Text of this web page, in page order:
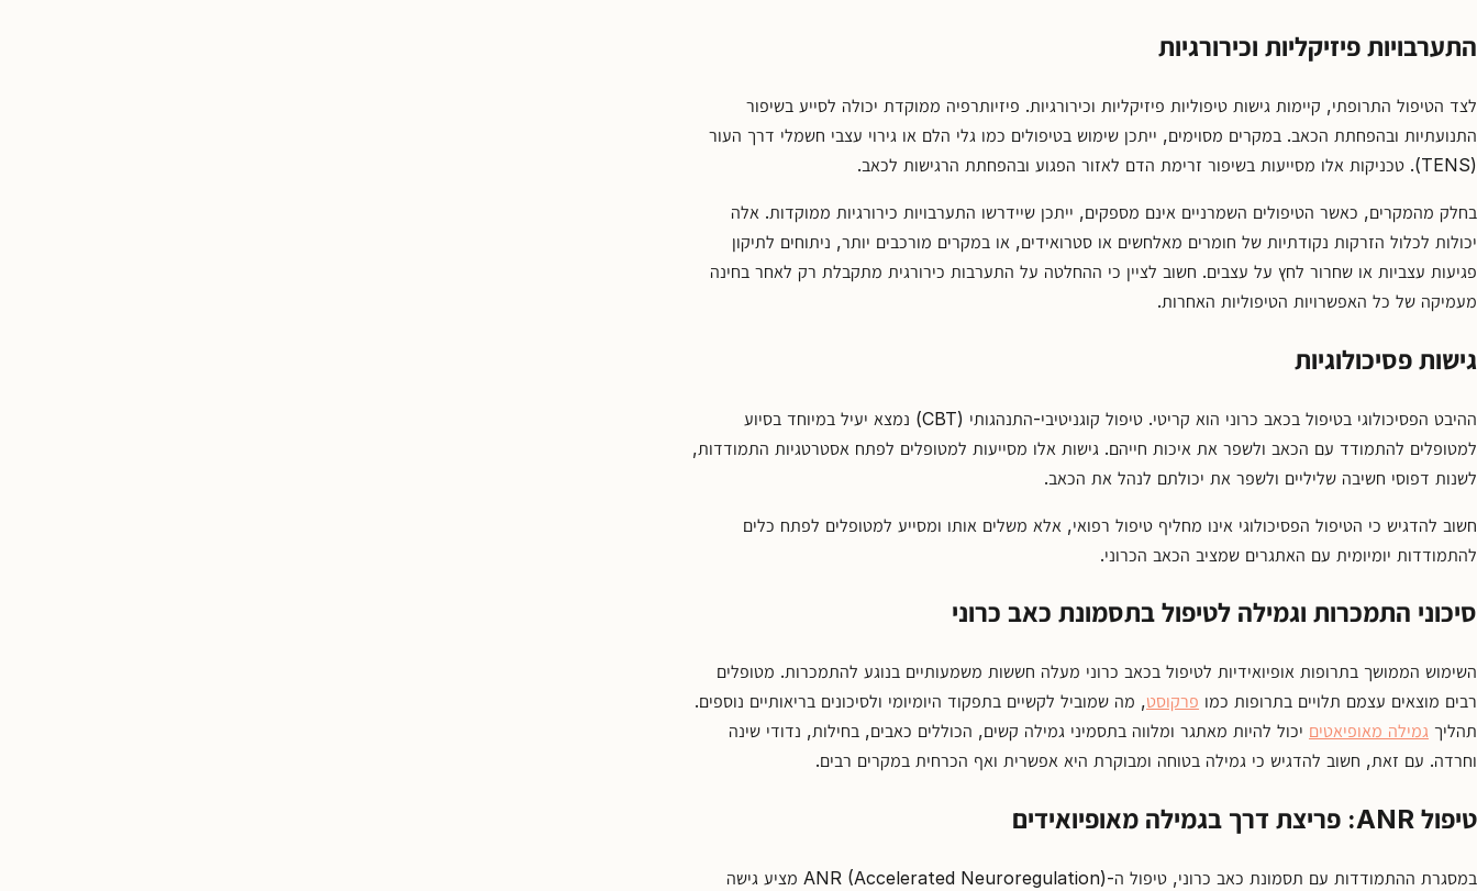
התערבויות פיזיקליות וכירורגיות
לצד הטיפול התרופתי, קיימות גישות טיפוליות פיזיקליות וכירורגיות. פיזיותרפיה ממוקדת יכולה לסייע בשיפור
התנועתיות ובהפחתת הכאב. במקרים מסוימים, ייתכן שימוש בטיפולים כמו גלי הלם או גירוי עצבי חשמלי דרך העור
(TENS). טכניקות אלו מסייעות בשיפור זרימת הדם לאזור הפגוע ובהפחתת הרגישות לכאב.
בחלק מהמקרים, כאשר הטיפולים השמרניים אינם מספקים, ייתכן שיידרשו התערבויות כירורגיות ממוקדות. אלה
יכולות לכלול הזרקות נקודתיות של חומרים מאלחשים או סטרואידים, או במקרים מורכבים יותר, ניתוחים לתיקון
פגיעות עצביות או שחרור לחץ על עצבים. חשוב לציין כי ההחלטה על התערבות כירורגית מתקבלת רק לאחר בחינה
מעמיקה של כל האפשרויות הטיפוליות האחרות.
גישות פסיכולוגיות
ההיבט הפסיכולוגי בטיפול בכאב כרוני הוא קריטי. טיפול קוגניטיבי-התנהגותי (CBT) נמצא יעיל במיוחד בסיוע
למטופלים להתמודד עם הכאב ולשפר את איכות חייהם. גישות אלו מסייעות למטופלים לפתח אסטרטגיות התמודדות,
לשנות דפוסי חשיבה שליליים ולשפר את יכולתם לנהל את הכאב.
חשוב להדגיש כי הטיפול הפסיכולוגי אינו מחליף טיפול רפואי, אלא משלים אותו ומסייע למטופלים לפתח כלים
להתמודדות יומיומית עם האתגרים שמציב הכאב הכרוני.
סיכוני התמכרות וגמילה לטיפול בתסמונת כאב כרוני
השימוש הממושך בתרופות אופיואידיות לטיפול בכאב כרוני מעלה חששות משמעותיים בנוגע להתמכרות. מטופלים
רבים מוצאים עצמם תלויים בתרופות כמו פרקוסט, מה שמוביל לקשיים בתפקוד היומיומי ולסיכונים בריאותיים נוספים.
תהליך גמילה מאופיאטים יכול להיות מאתגר ומלווה בתסמיני גמילה קשים, הכוללים כאבים, בחילות, נדודי שינה
וחרדה. עם זאת, חשוב להדגיש כי גמילה בטוחה ומבוקרת היא אפשרית ואף הכרחית במקרים רבים.
טיפול ANR: פריצת דרך בגמילה מאופיואידים
במסגרת ההתמודדות עם תסמונת כאב כרוני, טיפול ה-ANR (Accelerated Neuroregulation) מציע גישה